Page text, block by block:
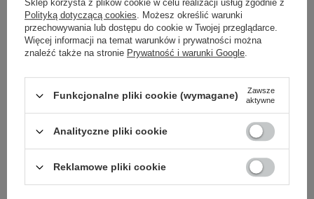
EXTRA SUMMER SALE
CESARE CASADEI
SKÓRZANE CESARE
CASADEI
EXTRA SUMMER SALE
KLAPKI DAMSKIE LIU
Sklep korzysta z plików cookie w celu realizacji usług zgodnie z
Polityką dotyczącą cookies. Możesz określić warunki
przechowywania lub dostępu do cookie w Twojej przeglądarce.
Więcej informacji na temat warunków i prywatności można
znaleźć także na stronie Prywatność i warunki Google.
Funkcjonalne pliki cookie (wymagane)
Zawsze
aktywne
Analityczne pliki cookie
Reklamowe pliki cookie